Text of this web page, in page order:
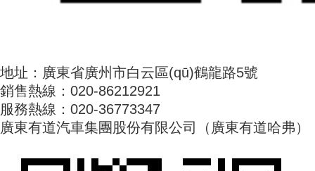
地址：廣東省廣州市白云區(qū)鶴龍路5號
銷售熱線：020-86212921
服務熱線：020-36773347
廣東有道汽車集團股份有限公司（廣東有道哈弗）